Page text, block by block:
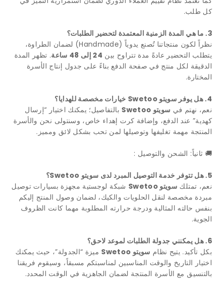
كل طلب.
3. ما هي المدة الزمنية المعتمدة لتحضير الطلبات؟
نظراً لكون منتجاتنا تُصنع يدوياً (Handmade) لضمان الطراوة،
يتطلب التحضير عادةً مدة تتراوح بين 24 إلى 48 ساعة
. تظهر المدة
الدقيقة لكل منتج في صفحة الدفع بناءً على جدول إنتاج الأسرة
المختارة.
4. هل يوفر سويتو Swetoo خيارات مخصصة للهدايا؟
نعم، نهتم في سويتو Swetoo
بالتفاصيل؛ يمكنك اختيار “إرسال
كهدية” عند الدفع، وإضافة كرت إهداء خاص، وسنتولى نحن والأسرة
المنتجة مهمة تغليفها وتوصيلها لمن تحب بشكل لائق ومميز.
🚚 ثانياً: الشحن والتوصيل :
5. هل تتوفر خدمة التوصيل المبرد لدى سويتو Swetoo؟
نعم، تمتلك سويتو Swetoo
شبكة لوجستية مجهزة بسيارات توصيل
مبردة مخصصة لنقل الحلويات والكيك، لضمان وصول المنتج إليكم
بنفس حالته المثالية ودرجة حرارته المطلوبة مهما كانت الظروف
الجوية.
6. هل يمكنني جدولة الطلبات لموعد لاحق؟
بكل تأكيد. يتيح نظام سويتو Swetoo
ميزة “الجدولة”، حيث يمكنك
اختيار التاريخ والوقت المناسبين لمناسبتكم مسبقاً، وسيقوم فريقنا
بالتنسيق مع الأسرة المنتجة لضمان الجاهزية في الوقت المحدد.